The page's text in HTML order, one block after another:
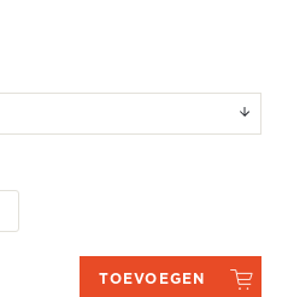
TOEVOEGEN